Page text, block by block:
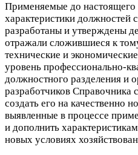
Применяемые до
характеристики
разработаны и утверждены
отражали сложившиеся к
технические и
уровень профессионально-
должностного разделения и
разработчиков Справочника
создать его на качественно
выявленные в процессе
и дополнить
новых условиях